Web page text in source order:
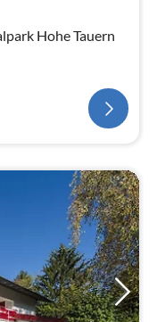
Hohe Tauern